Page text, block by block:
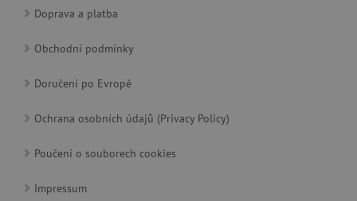
Doprava a platba
Obchodní podmínky
Doručení po Evropě
Ochrana osobních údajů (Privacy Policy)
Poučení o souborech cookies
Impressum